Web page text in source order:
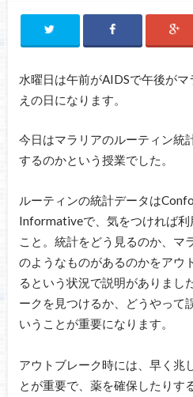
水曜日は午前がAIDSで午後が
えの日になります。
今日はマラリアのルーティン統
するのかという授業でした。
ルーティンの統計データは
Informativeで、気をつければ
こと。統計をどう見るのか、マ
のようなものがあるのかをアウ
るという状況で説明がありまし
ークを見つけるか、どうやって
いうことが重要になります。
アウトブレーク時には、早く兆
とが重要で、薬を確保したりす